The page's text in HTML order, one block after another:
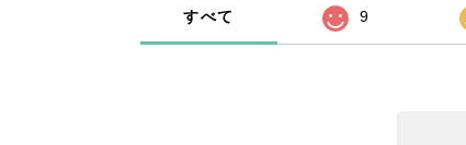
すべて 9